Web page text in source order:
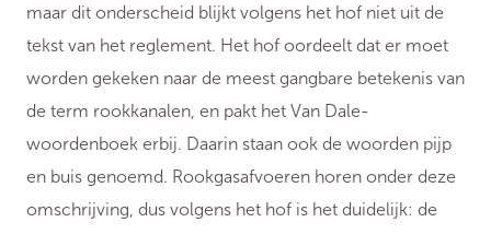
maar dit onderscheid blijkt volgens het hof niet uit de
tekst van het reglement. Het hof oordeelt dat er moet
worden gekeken naar de meest gangbare betekenis van
de term rookkanalen, en pakt het Van Dale-
woordenboek erbij. Daarin staan ook de woorden pijp
en buis genoemd. Rookgasafvoeren horen onder deze
omschrijving, dus volgens het hof is het duidelijk: de